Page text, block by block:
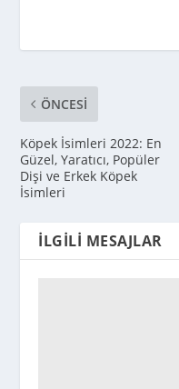
ÖNCESI
Köpek İsimleri 2022: En
Güzel, Yaratıcı, Popüler
Dişi ve Erkek Köpek
İsimleri
İLGILI MESAJLAR